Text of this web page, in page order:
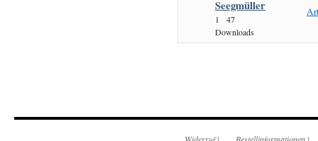
Seegmüller
1
47
Downloads